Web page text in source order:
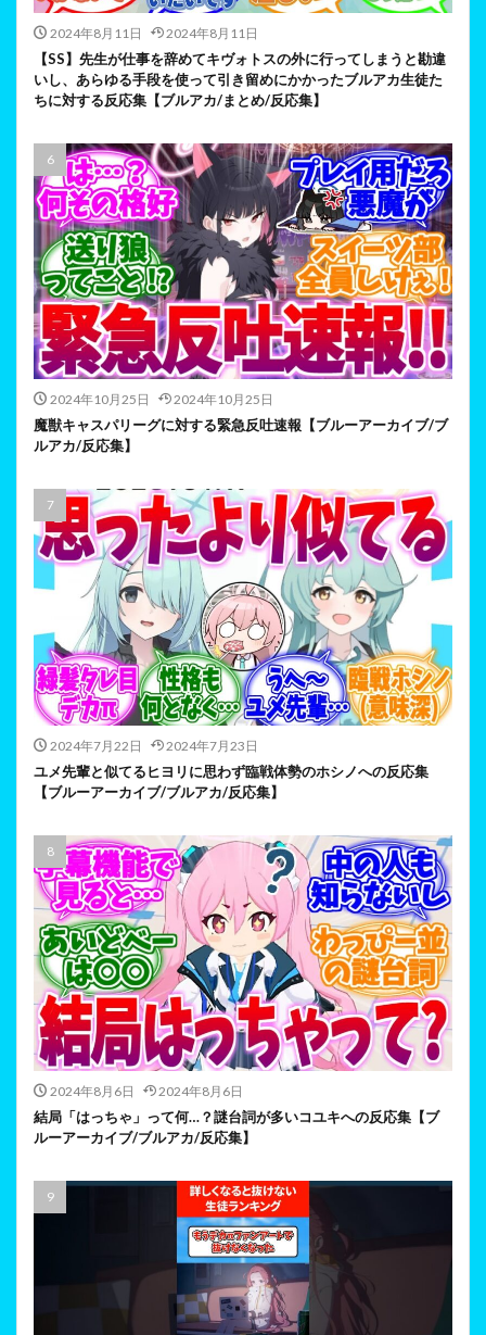
2024年8月11日 2024年8月11日
【SS】先生が仕事を辞めてキヴォトスの外に行ってしまうと勘違
いし、あらゆる手段を使って引き留めにかかったブルアカ生徒た
ちに対する反応集【ブルアカ/まとめ/反応集】
2024年10月25日 2024年10月25日
魔獣キャスパリーグに対する緊急反吐速報【ブルーアーカイブ/ブ
ルアカ/反応集】
2024年7月22日 2024年7月23日
ユメ先輩と似てるヒヨリに思わず臨戦体勢のホシノへの反応集
【ブルーアーカイブ/ブルアカ/反応集】
2024年8月6日 2024年8月6日
結局「はっちゃ」って何…？謎台詞が多いコユキへの反応集【ブ
ルーアーカイブ/ブルアカ/反応集】